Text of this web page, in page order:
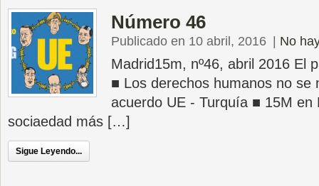
Número 46
Publicado en 10 abril, 2016 No
Madrid15m, nº46, abril 2016 El
■ Los derechos humanos no se
acuerdo UE - Turquía ■ 15M en
sociaedad más […]
Sigue Leyendo...